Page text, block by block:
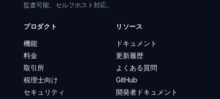
監査可能、セルフホスト対応。
プロダクト
機能
料金
取引所
税理士向け
セキュリティ
リソース
ドキュメント
更新履歴
よくある質問
GitHub
開発者ドキュメント